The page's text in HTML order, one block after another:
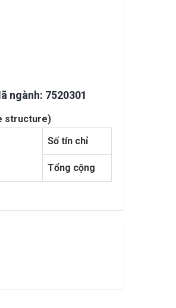
ngành: 7520301
structure)
Số tín chỉ
Tổng cộng